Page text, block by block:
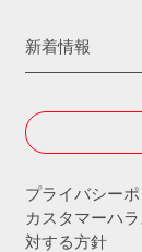
新着情報
プライバシー
カスタマーハ
対する方針